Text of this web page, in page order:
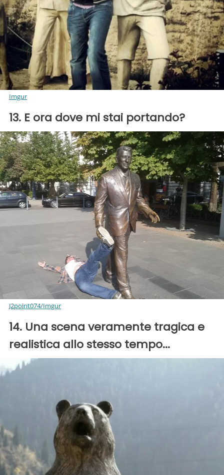
Imgur
13. E ora dove mi stai portando?
J2point074/Imgur
14. Una scena veramente tragica e
realistica allo stesso tempo...